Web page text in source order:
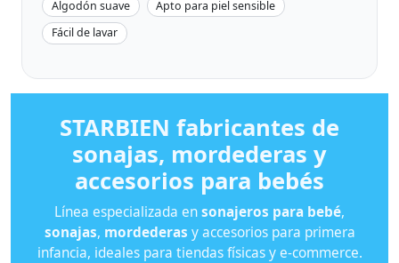
Algodón suave
Apto para piel sensible
Fácil de lavar
STARBIEN fabricantes de
sonajas, mordederas y
accesorios para bebés
Línea especializada ensonajeros para bebé,
sonajas, mordederas y accesorios para primera
infancia, ideales para tiendas físicas y e-commerce.